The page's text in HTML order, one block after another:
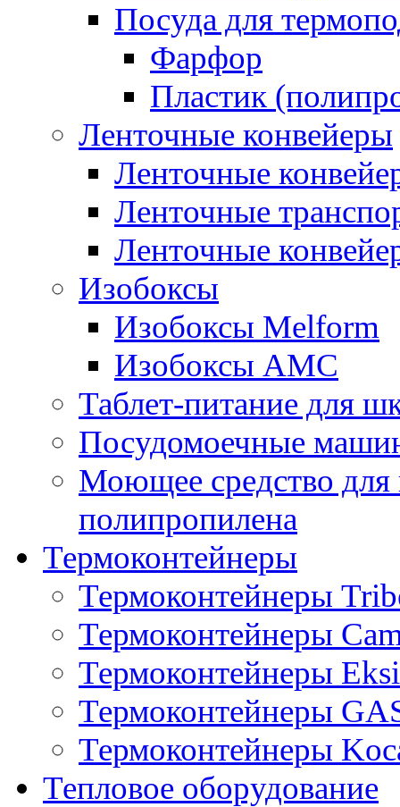
Посуда для
Фарфор
Пластик
Ленточные конвейеры
Ленточные
Ленточные
Ленточные
Изобоксы
Изобоксы Melform
Изобоксы AMC
Таблет-питание для
Посудомоечные
Моющее средство для
полипропилена
Термоконтейнеры
Термоконтейнеры
Термоконтейнеры
Термоконтейнеры Eksi
Термоконтейнеры
Термоконтейнеры
Тепловое оборудование